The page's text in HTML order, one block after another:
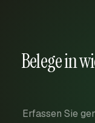
Belege in
Erfassen Sie